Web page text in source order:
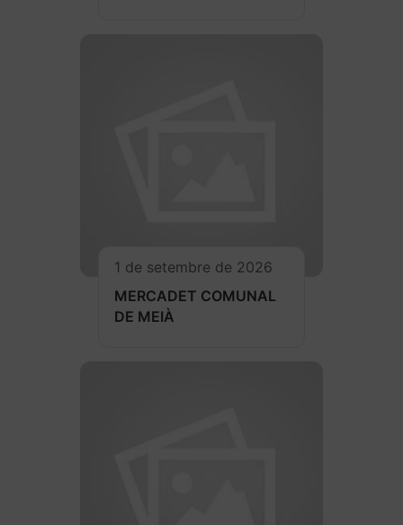
1 de setembre de 2026
MERCADET COMUNAL
DE MEIÀ